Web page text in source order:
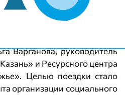
епархии в организации
епархию с рабочим
Варганова, руководитель
и Ресурсного центра
Целью поездки стало
организации социального